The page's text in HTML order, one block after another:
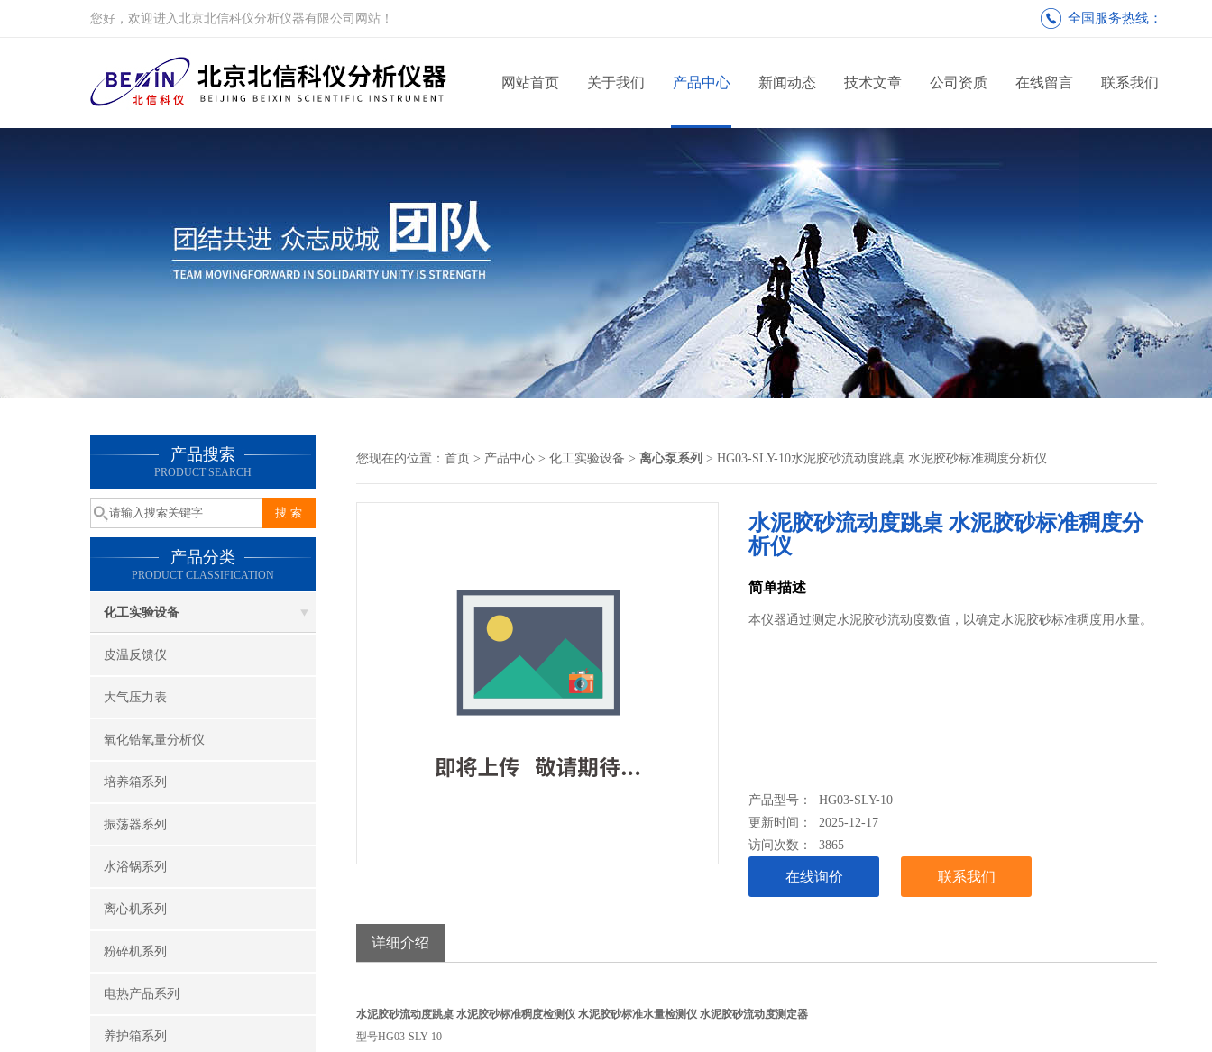
您好，欢迎进入北京北信科仪分析仪器有限公司网站！ 全国服务热线：
网站首页 关于我们 产品中心 新闻动态 技术文章 公司资质 在线留言 联系我们
产品搜索
PRODUCT SEARCH
产品分类
PRODUCT CLASSIFICATION
化工实验设备
皮温反馈仪
大气压力表
氧化锆氧量分析仪
培养箱系列
振荡器系列
水浴锅系列
离心机系列
粉碎机系列
电热产品系列
养护箱系列
您现在的位置： 首页 > 产品中心 > 化工实验设备 > 离心泵系列 > HG03-SLY-10水泥胶砂流动度跳桌 水泥胶砂标准稠度分析仪
水泥胶砂流动度跳桌 水泥胶砂标准稠度分
析仪
简单描述
本仪器通过测定水泥胶砂流动度数值，以确定水泥胶砂标准稠度用水量。
产品型号： HG03-SLY-10
更新时间： 2025-12-17
访问次数：3865
在线询价 联系我们
详细介绍
水泥胶砂流动度跳桌 水泥胶砂标准稠度检测仪 水泥胶砂标准水量检测仪 水泥胶砂流动度测定器
型号HG03-SLY-10